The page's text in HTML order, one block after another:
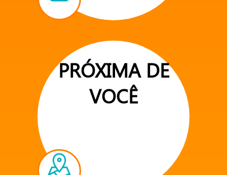
PRÓXIMA DE
VOCÊ